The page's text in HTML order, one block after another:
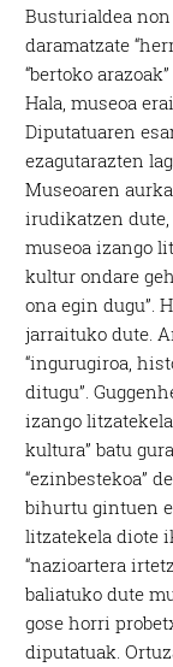
Busturialdea non
daramatzate
“bertoko
Hala, museoa
Diputatuaren
ezagutarazten
Museoaren
irudikatzen dute,
museoa izango
kultur ondare
ona egin dugu”.
jarraituko dute.
“ingurugiroa,
ditugu”.
izango
kultura” batu
“ezinbestekoa”
bihurtu gintuen
litzatekela diote
“nazioartera
baliatuko dute
gose horri
diputatuak.